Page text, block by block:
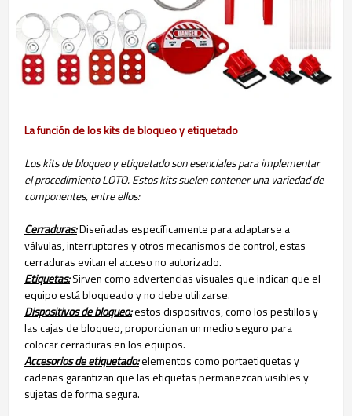
La función de los kits de bloqueo y etiquetado
Los kits de bloqueo y etiquetado son esenciales para implementar
el procedimiento LOTO. Estos kits suelen contener una variedad de
componentes, entre ellos:
Cerraduras:Diseñadas específicamente para adaptarse a
válvulas, interruptores y otros mecanismos de control, estas
cerraduras evitan el acceso no autorizado.
Etiquetas:Sirven como advertencias visuales que indican que el
equipo está bloqueado y no debe utilizarse.
Dispositivos de bloqueo:estos dispositivos, como los pestillos y
las cajas de bloqueo, proporcionan un medio seguro para
colocar cerraduras en los equipos.
Accesorios de etiquetado:elementos como portaetiquetas y
cadenas garantizan que las etiquetas permanezcan visibles y
sujetas de forma segura.